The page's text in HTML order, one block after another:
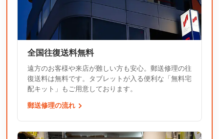
全国往復送料無料
遠方のお客様や来店が難しい方も安心。郵送修理の往
復送料は無料です。タブレットが入る便利な「無料宅
配キット」もご用意しております。
郵送修理の流れ